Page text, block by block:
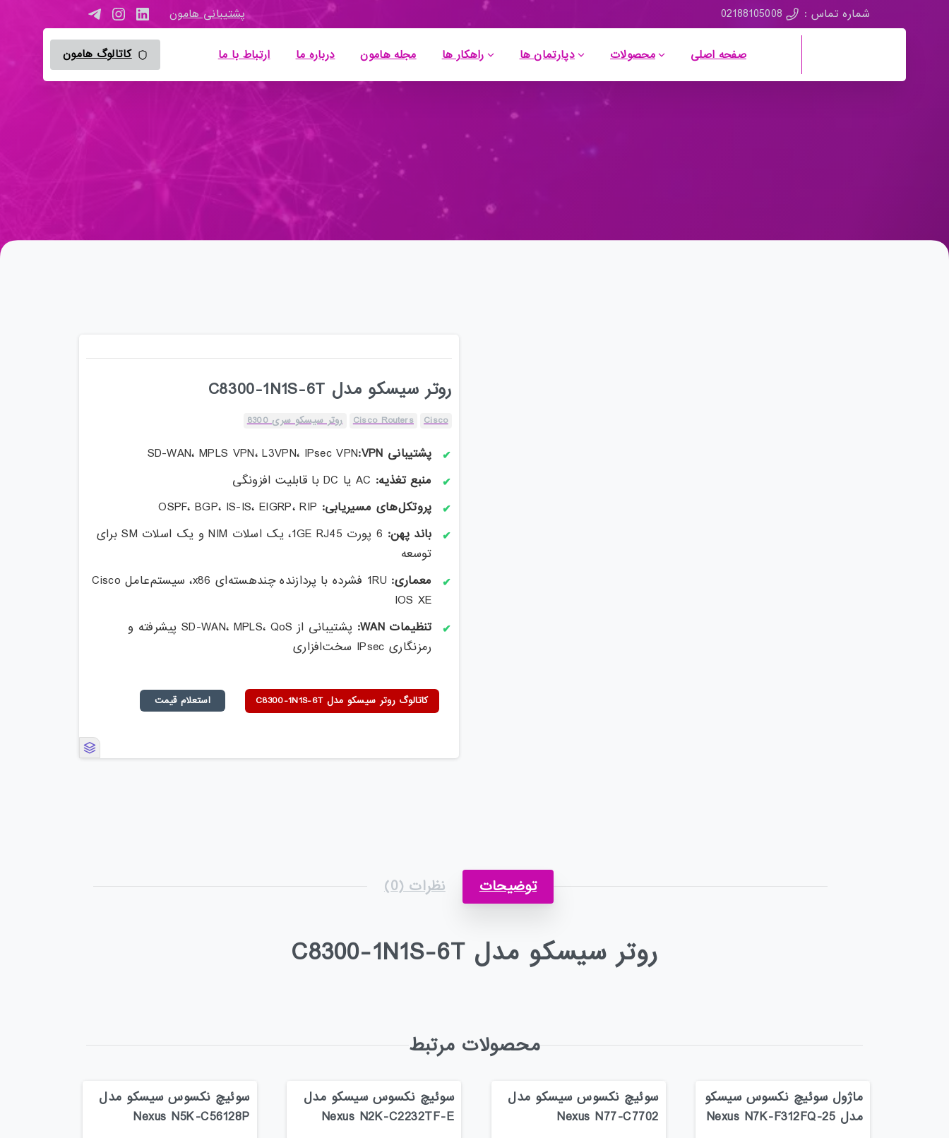
شماره تماس : 02188105008 پشتیبانی هامون
صفحه اصلی محصولات دپارتمان ها راهکار ها مجله هامون درباره ما ارتباط با ما کاتالوگ هامون
روتر سیسکو مدل C8300-1N1S-6T
Cisco
Cisco Routers روتر سیسکو سری 8300
پشتیبانی VPN:
SD-WAN، MPLS VPN، L3VPN، IPsec VPN
منبع تغذیه:
پروتکل‌های مسیریابی:
باند پهن:
6 پورت 1GE RJ45، یک اسلات NIM و یک اسلات SM برای
توسعه
معماری:
1RU فشرده با پردازنده چند‌هسته‌ای x86، سیستم‌عامل Cisco
IOS XE
تنظیمات WAN:
پشتیبانی از SD-WAN، MPLS، QoS پیشرفته و
رمزنگاری IPsec سخت‌افزاری
کاتالوگ روتر سیسکو مدل C8300-1N1S-6T استعلام قیمت
توضیحات نظرات (0)
روتر سیسکو مدل C8300-1N1S-6T
محصولات مرتبط
ماژول سوئیچ نکسوس سیسکو
مدل Nexus N7K-F312FQ-25
سوئیچ نکسوس سیسکو مدل
Nexus N77-C7702
سوئیچ نکسوس سیسکو مدل
Nexus N2K-C2232TF-E
سوئیچ نکسوس سیسکو مدل
Nexus N5K-C56128P